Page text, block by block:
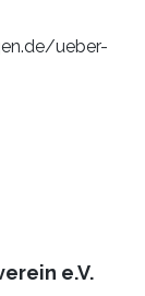
ueber-
e.V.